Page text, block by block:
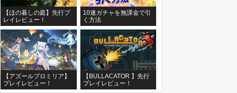
【ほの暮しの庭】先行プ
レイレビュー！
10連ガチャを無課金で引
く方法
【アズールプロミリア】
プレイレビュー！
【BULLACATOR 】先行
プレイレビュー！